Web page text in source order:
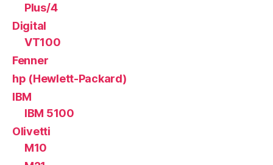
Plus/4
Digital
VT100
Fenner
hp (Hewlett-Packard)
IBM
IBM 5100
Olivetti
M10